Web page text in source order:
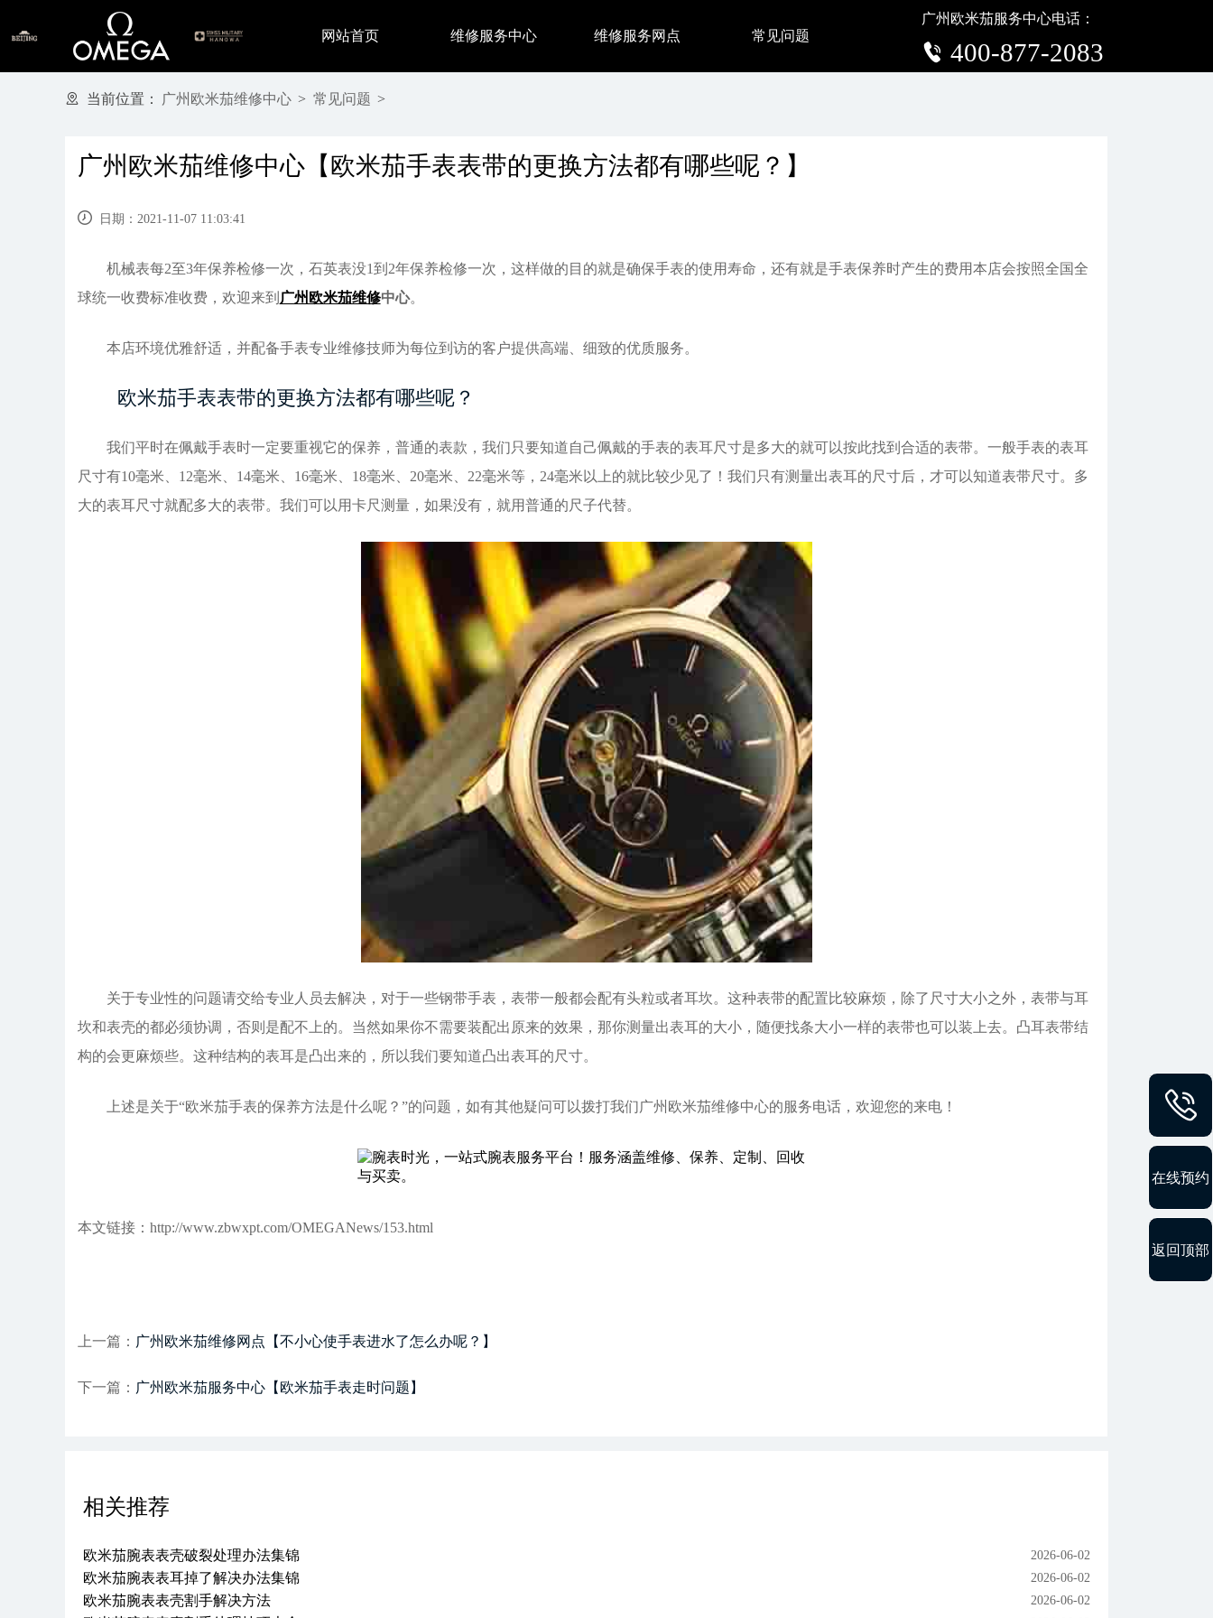
网站首页 维修服务中心 维修服务网点 常见问题
广州欧米茄服务中心电话：
400-877-2083
当前位置： 广州欧米茄维修中心 > 常见问题 >
广州欧米茄维修中心【欧米茄手表表带的更换方法都有哪些呢？】
日期：2021-11-07 11:03:41
机械表每2至3年保养检修一次，石英表没1到2年保养检修一次，这样做的目的就是确保手表的使用寿命，还有就是手表保养时产生的费用本店会按照全国全
球统一收费标准收费，欢迎来到 广州欧米茄维修中心。
本店环境优雅舒适，并配备手表专业维修技师为每位到访的客户提供高端、细致的优质服务。
欧米茄手表表带的更换方法都有哪些呢？
我们平时在佩戴手表时一定要重视它的保养，普通的表款，我们只要知道自己佩戴的手表的表耳尺寸是多大的就可以按此找到合适的表带。一般手表的表耳
尺寸有10毫米、12毫米、14毫米、16毫米、18毫米、20毫米、22毫米等，24毫米以上的就比较少见了！我们只有测量出表耳的尺寸后，才可以知道表带尺寸。多
大的表耳尺寸就配多大的表带。我们可以用卡尺测量，如果没有，就用普通的尺子代替。
关于专业性的问题请交给专业人员去解决，对于一些钢带手表，表带一般都会配有头粒或者耳坎。这种表带的配置比较麻烦，除了尺寸大小之外，表带与耳
坎和表壳的都必须协调，否则是配不上的。当然如果你不需要装配出原来的效果，那你测量出表耳的大小，随便找条大小一样的表带也可以装上去。凸耳表带结
构的会更麻烦些。这种结构的表耳是凸出来的，所以我们要知道凸出表耳的尺寸。
上述是关于“欧米茄手表的保养方法是什么呢？”的问题，如有其他疑问可以拨打我们广州欧米茄维修中心的服务电话，欢迎您的来电！
本文链接：http://www.zbwxpt.com/OMEGANews/153.html
上一篇： 广州欧米茄维修网点【不小心使手表进水了怎么办呢？】
下一篇： 广州欧米茄服务中心【欧米茄手表走时问题】
相关推荐
欧米茄腕表表壳破裂处理办法集锦 2026-06-02
欧米茄腕表表耳掉了解决办法集锦 2026-06-02
欧米茄腕表表壳割手解决方法 2026-06-02
在线预约
返回顶部